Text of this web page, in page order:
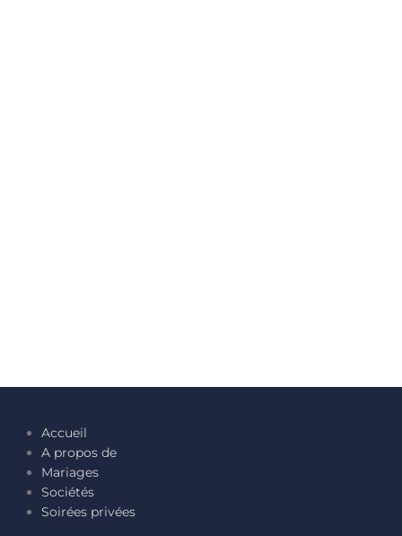
Accueil
A propos de
Mariages
Sociétés
Soirées privées